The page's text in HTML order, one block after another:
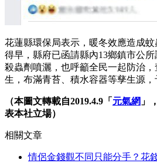
花蓮縣環保局表示，暖冬效應造成
得早，縣府已函請縣內13鄉鎮市公
殺蟲劑噴灑，也呼籲全民一起防治
生，布滿青苔、積水容器等孳生源，
（本圖文轉載自2019.4.9「 元氣網 」
表本社立場）
相關文章
情侶金錢觀不同只能分手？花